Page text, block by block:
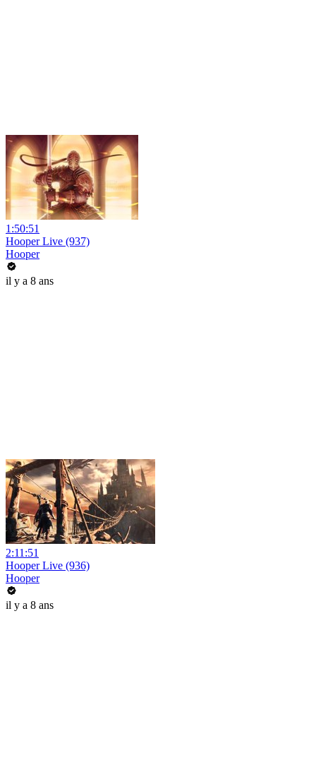
1:50:51
Hooper Live (937)
Hooper
il y a 8 ans
2:11:51
Hooper Live (936)
Hooper
il y a 8 ans